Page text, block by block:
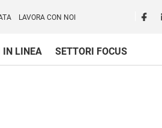
LAVORA CON NOI
IN LINEA
SETTORI FOCUS